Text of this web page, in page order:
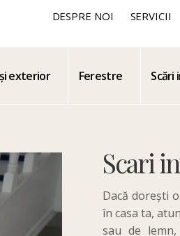
DESPRE NOI SERVICII
exterior Ferestre Scări
Scari
Dacă dorești
în casa ta,
sau de